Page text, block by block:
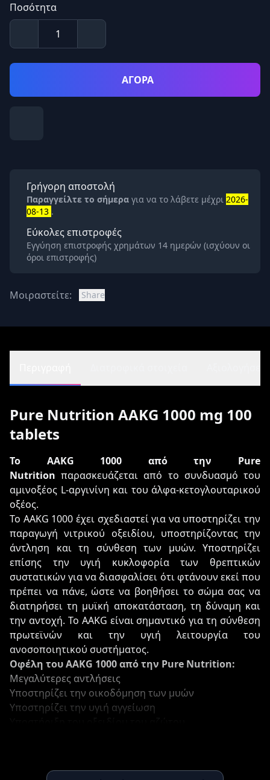
Ποσότητα
ΑΓΟΡΑ
Γρήγορη αποστολή
Παραγγείλτε το σήμερα για να το λάβετε μέχρι 2026-
08-13 .
Εύκολες επιστροφές
Εγγύηση επιστροφής χρημάτων 14 ημερών (ισχύουν οι
όροι επιστροφής)
Μοιραστείτε: Share
Pure Nutrition AAKG 1000 mg 100
tablets
Το AAKG 1000 από την Pure
Nutrition παρασκευάζεται από το συνδυασμό του
αμινοξέος L-αργινίνη και του άλφα-κετογλουταρικού
οξέος.
Το AAKG 1000 έχει σχεδιαστεί για να υποστηρίζει την
παραγωγή νιτρικού οξειδίου, υποστηρίζοντας την
άντληση και τη σύνθεση των μυών. Υποστηρίζει
επίσης την υγιή κυκλοφορία των θρεπτικών
συστατικών για να διασφαλίσει ότι φτάνουν εκεί που
πρέπει να πάνε, ώστε να βοηθήσει το σώμα σας να
διατηρήσει τη μυϊκή αποκατάσταση, τη δύναμη και
την αντοχή. Το AAKG είναι σημαντικό για τη σύνθεση
πρωτεϊνών και την υγιή λειτουργία του
ανοσοποιητικού συστήματος.
Οφέλη του AAKG 1000 από την Pure Nutrition:
Μεγαλύτερες αντλήσεις
Υποστηρίζει την οικοδόμηση των μυών
Υποστηρίζει την υγιή αγγείωση